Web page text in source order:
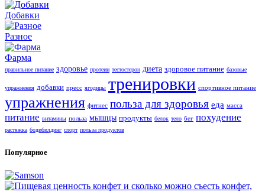
Добавки
Разное
Фарма
правильное питание здоровье протеин тестостерон диета здоровое питание базовые
упражнения добавки пресс ягодицы тренировки спортивное питание
упражнения фитнес польза для здоровья еда масса
питание витамины польза мышцы продукты белок тело бег похудение
растяжка бодибилдинг спорт польза продуктов
Популярное